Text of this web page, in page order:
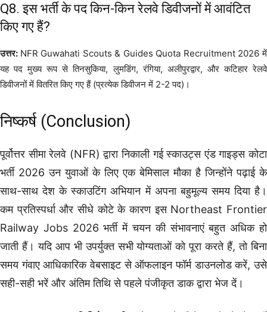
Q8. इस भर्ती के पद किन-किन रेलवे डिवीजनों में आवंटित
किए गए हैं?
उत्तर: NFR Guwahati Scouts & Guides Quota Recruitment 2026 में
यह पद मुख्य रूप से तिनसुकिया, लुमडिंग, रंगिया, अलीपुरद्वार, और कटिहार रेलवे
डिवीजनों में वितरित किए गए हैं (प्रत्येक डिवीजन में 2-2 पद)।
निष्कर्ष (Conclusion)
पूर्वोत्तर सीमा रेलवे (NFR) द्वारा निकाली गई स्काउट्स एंड गाइड्स कोटा
भर्ती 2026 उन युवाओं के लिए एक बेमिसाल मौका है जिन्होंने पढ़ाई के
साथ-साथ देश के स्काउटिंग अभियान में अपना बहुमूल्य समय दिया है।
कम प्रतिस्पर्धा और सीधे कोटे के कारण इस Northeast Frontier
Railway Jobs 2026 भर्ती में चयन की संभावनाएं बहुत अधिक हो
जाती हैं। यदि आप भी उपर्युक्त सभी योग्यताओं को पूरा करते हैं, तो बिना
समय गंवाए आधिकारिक वेबसाइट से ऑफलाइन फॉर्म डाउनलोड करें, उसे
सही-सही भरें और अंतिम तिथि से पहले पंजीकृत डाक द्वारा भेज दें।